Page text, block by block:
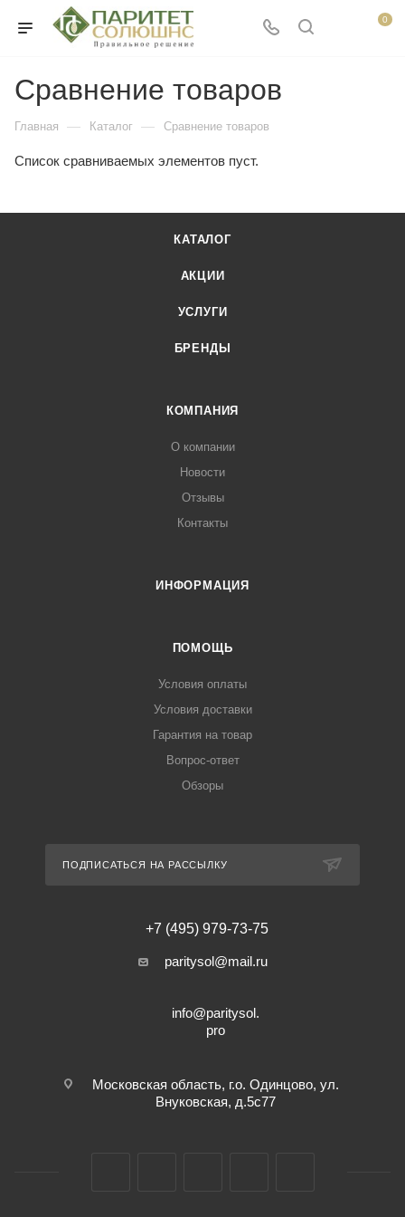
0
Сравнение товаров
Главная — Каталог — Сравнение товаров
Список сравниваемых элементов пуст.
КАТАЛОГ
АКЦИИ
УСЛУГИ
БРЕНДЫ
КОМПАНИЯ
О компании
Новости
Отзывы
Контакты
ИНФОРМАЦИЯ
ПОМОЩЬ
Условия оплаты
Условия доставки
Гарантия на товар
Вопрос-ответ
Обзоры
ПОДПИСАТЬСЯ НА РАССЫЛКУ
+7 (495) 979-73-75
paritysol@mail.ru
info@paritysol.
pro
Московская область, г.о. Одинцово, ул.
Внуковская, д.5с77